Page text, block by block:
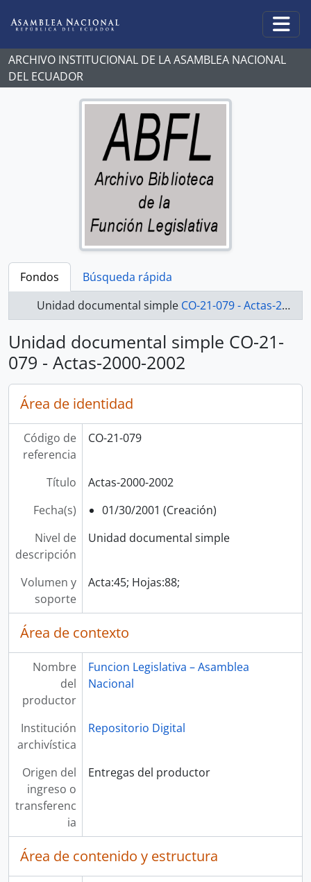
ARCHIVO INSTITUCIONAL DE LA ASAMBLEA NACIONAL
DEL ECUADOR
Fondos
Búsqueda rápida
Unidad documental simple CO-21-079 - Actas-2000-2002
Unidad documental simple CO-21-
079 - Actas-2000-2002
Área de identidad
Código de
referencia
CO-21-079
Título
Actas-2000-2002
Fecha(s)
01/30/2001 (Creación)
Nivel de
descripción
Unidad documental simple
Volumen y
soporte
Acta:45; Hojas:88;
Área de contexto
Nombre
del
productor
Funcion Legislativa – Asamblea
Nacional
Institución
archivística
Repositorio Digital
Origen del
ingreso o
transferenc
ia
Entregas del productor
Área de contenido y estructura